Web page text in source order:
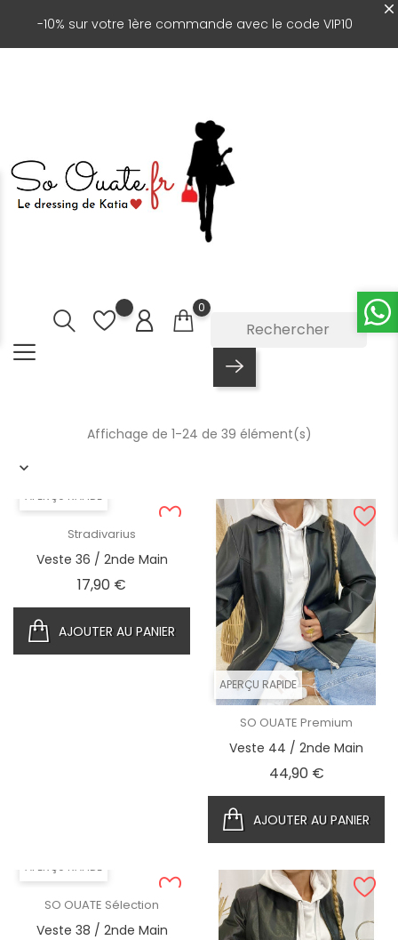
-10% sur votre 1ère commande avec le code VIP10
0
Affichage de 1-24 de 39 élément(s)
APERÇU RAPIDE
Stradivarius
Veste 36 / 2nde Main
17,90 €
AJOUTER AU PANIER
APERÇU RAPIDE
SO OUATE Premium
Veste 44 / 2nde Main
44,90 €Prix
AJOUTER AU PANIER
APERÇU RAPIDE
SO OUATE Sélection
Veste 38 / 2nde Main